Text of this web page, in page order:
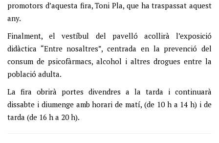
promotors d’aquesta fira, Toni Pla, que ha traspassat aquest
any.
Finalment, el vestíbul del pavelló acollirà l’exposició
didàctica “Entre nosaltres”, centrada en la prevenció del
consum de psicofàrmacs, alcohol i altres drogues entre la
població adulta.
La fira obrirà portes divendres a la tarda i continuarà
dissabte i diumenge amb horari de matí, (de 10 h a 14 h) i de
tarda (de 16 h a 20 h).